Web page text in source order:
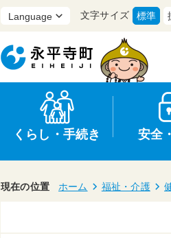
くらし・手続き 安全
文字サイズ 標準
現在の位置 ホーム 福祉・介護